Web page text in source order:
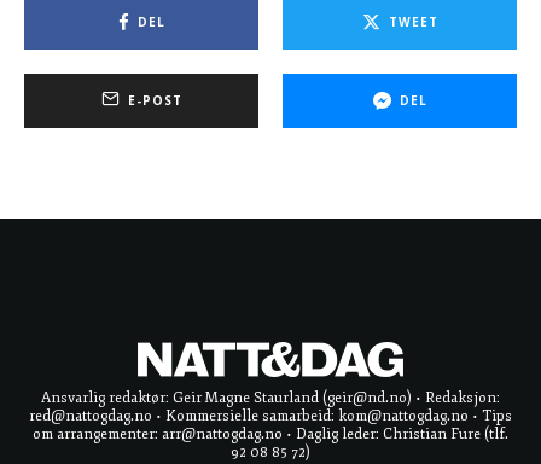
DEL TWEET
E-POST DEL
Ansvarlig redaktør: Geir Magne Staurland (geir@nd.no) • Redaksjon:
red@nattogdag.no • Kommersielle samarbeid: kom@nattogdag.no • Tips
om arrangementer: arr@nattogdag.no • Daglig leder: Christian Fure (tlf.
92 08 85 72)